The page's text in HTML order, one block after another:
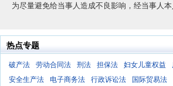
为尽量避免给当事人造成不良影响，经当事人
热点专题
破产法 劳动合同法 刑法 担保法 妇女儿童权益
安全生产法
电子商务法 行政诉讼法 国际贸易法